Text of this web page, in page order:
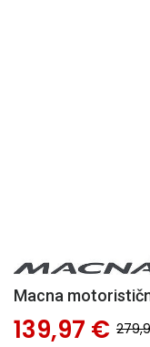
Macna
139,97 €